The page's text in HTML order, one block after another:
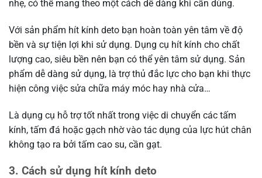
nhẹ, có thể mang theo một cách dễ dàng khi cần dùng.
Với sản phẩm hít kính deto bạn hoàn toàn yên tâm về độ
bền và sự tiện lợi khi sử dụng. Dụng cụ hít kính cho chất
lượng cao, siêu bền nên bạn có thể yên tâm sử dụng. Sản
phẩm dễ dàng sử dụng, là trợ thủ đắc lực cho bạn khi thực
hiện công việc sửa chữa máy móc hay nhà cửa…
Là dụng cụ hỗ trợ tốt nhất trong việc di chuyển các tấm
kính, tấm đá hoặc gạch nhờ vào tác dụng của lực hút chân
không tạo ra bởi tấm cao su, cần gạt.
3. Cách sử dụng hít kính deto